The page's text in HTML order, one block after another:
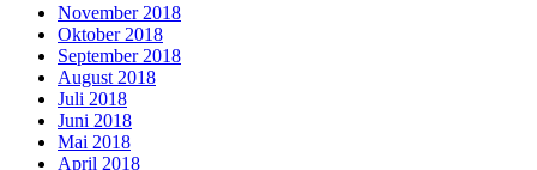
November 2018
Oktober 2018
September 2018
August 2018
Juli 2018
Juni 2018
Mai 2018
April 2018